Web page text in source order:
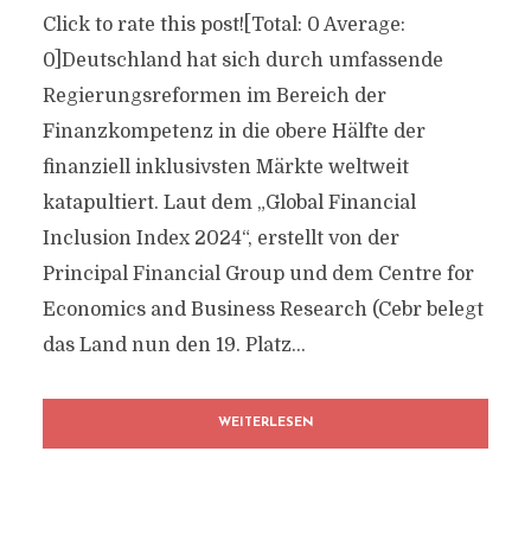
Click to rate this post![Total: 0 Average:
0]Deutschland hat sich durch umfassende
Regierungsreformen im Bereich der
Finanzkompetenz in die obere Hälfte der
finanziell inklusivsten Märkte weltweit
katapultiert. Laut dem „Global Financial
Inclusion Index 2024“, erstellt von der
Principal Financial Group und dem Centre for
Economics and Business Research (Cebr belegt
das Land nun den 19. Platz...
WEITERLESEN